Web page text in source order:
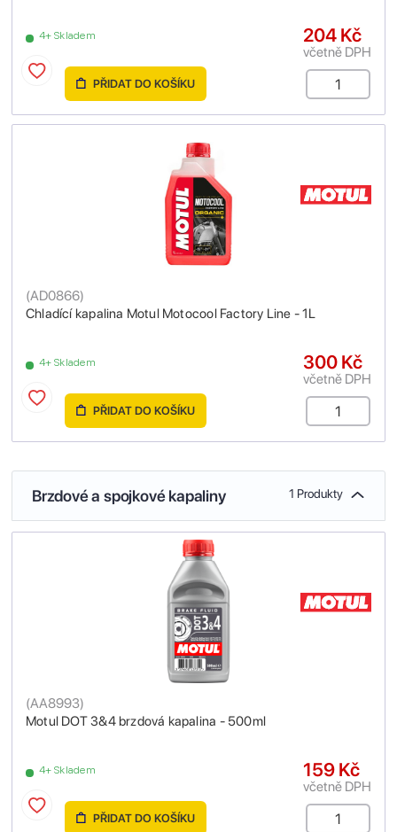
4+ Skladem 204 Kč
včetně DPH
PŘIDAT DO KOŠÍKU
Chladící kapalina Motul Motocool Factory Line - 1L
(AD0866)
4+ Skladem 300 Kč
včetně DPH
PŘIDAT DO KOŠÍKU
Brzdové a spojkové kapaliny 1 Produkty
Motul DOT 3&4 brzdová kapalina - 500ml
(AA8993)
4+ Skladem 159 Kč
včetně DPH
PŘIDAT DO KOŠÍKU